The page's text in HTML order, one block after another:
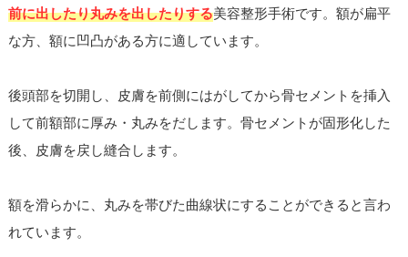
前に出したり丸みを出したりする美容整形手術です。額が扁平
な方、額に凹凸がある方に適しています。
後頭部を切開し、皮膚を前側にはがしてから骨セメントを挿入
して前額部に厚み・丸みをだします。骨セメントが固形化した
後、皮膚を戻し縫合します。
額を滑らかに、丸みを帯びた曲線状にすることができると言わ
れています。